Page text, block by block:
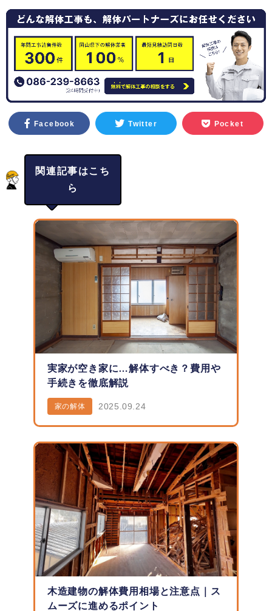
Facebook Twitter Pocket
関連記事はこち
ら
実家が空き家に…解体すべき？費用や
手続きを徹底解説
家の解体 2025.09.24
木造建物の解体費用相場と注意点｜ス
ムーズに進めるポイント